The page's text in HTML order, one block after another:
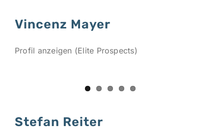
Vincenz Mayer
Profil anzeigen (Elite Prospects)
Stefan Reiter